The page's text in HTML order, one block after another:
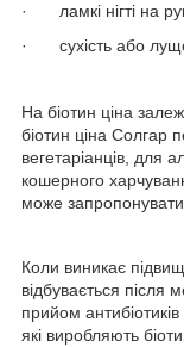
·
ламкі нігті на
·
сухість або
На біотин ціна
біотин ціна Солгар
вегетаріанців, для
кошерного
може запропонувати
Коли виникає
відбувається після
прийом
які виробляють